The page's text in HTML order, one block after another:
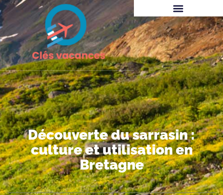
Découverte du sarrasin :
culture et utilisation en
Bretagne